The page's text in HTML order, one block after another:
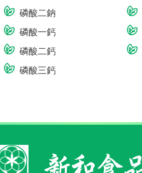
磷酸二鈉
磷酸一鈣
磷酸二鈣
磷酸三鈣